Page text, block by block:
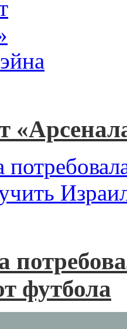
футбола